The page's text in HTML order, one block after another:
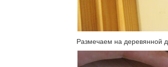
Размечаем на деревянной